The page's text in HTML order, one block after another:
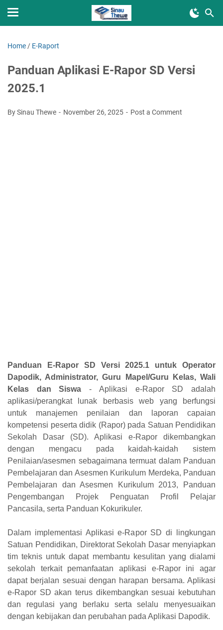
Home / E-Raport
Panduan Aplikasi E-Rapor SD Versi
2025.1
By Sinau Thewe November 26, 2025 Post a Comment
Panduan E-Rapor SD Versi 2025.1 untuk Operator
Dapodik, Administrator,Guru Mapel/Guru Kelas, Wali
Kelas dan Siswa -Aplikasi e-Rapor SD adalah
aplikasi/perangkat lunak berbasis web yang berfungsi
untuk manajemen penilaian dan laporan capaian
kompetensi peserta didik (Rapor) pada Satuan Pendidikan
Sekolah Dasar (SD). Aplikasi e-Rapor dikembangkan
dengan mengacu pada kaidah-kaidah sistem
Penilaian/asesmen sebagaimana termuat dalam Panduan
Pembelajaran dan Asesmen Kurikulum Merdeka, Panduan
Pembelajaran dan Asesmen Kurikulum 2013, Panduan
Pengembangan Projek Penguatan Profil Pelajar
Pancasila, serta Panduan Kokurikuler.
Dalam implementasi Aplikasi e-Rapor SD di lingkungan
Satuan Pendidikan, Direktorat Sekolah Dasar menyiapkan
tim teknis untuk dapat membantu kesulitan yang dialami
sekolah terkait pemanfaatan aplikasi e-Rapor ini agar
dapat berjalan sesuai dengan harapan bersama. Aplikasi
e-Rapor SD akan terus dikembangkan sesuai kebutuhan
dan regulasi yang berlaku serta selalu menyesuaikan
dengan kebijakan dan perubahan pada Aplikasi Dapodik.